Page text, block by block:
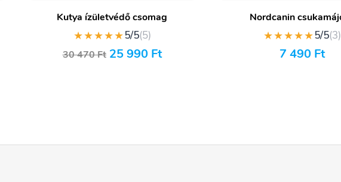
Kutya ízületvédő csomag
★★★★★5/5(5)
30 470Ft 25 990 Ft
Nordcanin
★★★★★5/5(3)
7 490 Ft